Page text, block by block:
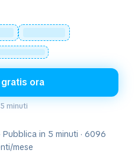
ora
5 minuti
in 5 minuti · 6096
mese